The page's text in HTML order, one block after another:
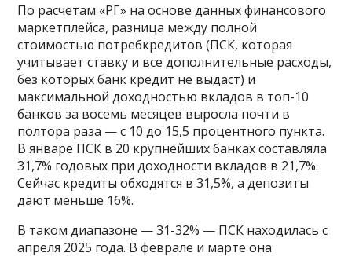
По расчетам «РГ» на основе данных финансового
маркетплейса, разница между полной
стоимостью потребкредитов (ПСК, которая
учитывает ставку и все дополнительные расходы,
без которых банк кредит не выдаст) и
максимальной доходностью вкладов в топ-10
банков за восемь месяцев выросла почти в
полтора раза — с 10 до 15,5 процентного пункта.
В январе ПСК в 20 крупнейших банках составляла
31,7% годовых при доходности вкладов в 21,7%.
Сейчас кредиты обходятся в 31,5%, а депозиты
дают меньше 16%.
В таком диапазоне — 31-32% — ПСК находилась с
апреля 2025 года. В феврале и марте она